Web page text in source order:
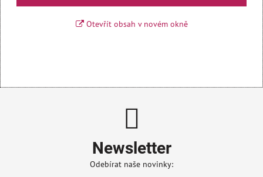
Otevřít obsah v novém okně
Newsletter
Odebírat naše novinky: